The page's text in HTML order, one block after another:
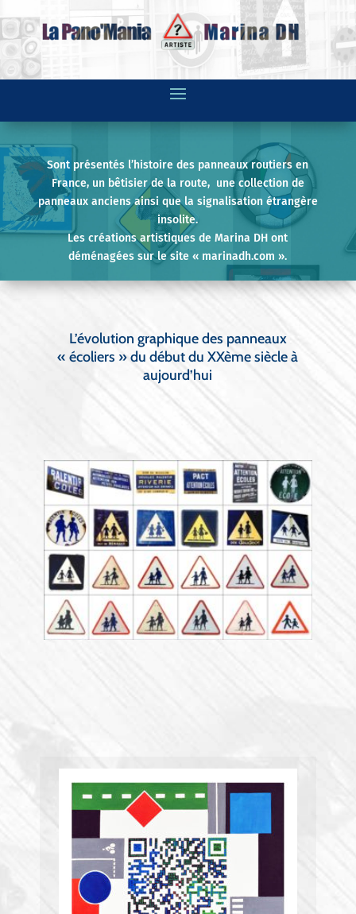
Sont présentés l’histoire des panneaux routiers en
France, un bêtisier de la route, une collection de
panneaux anciens ainsi que la signalisation étrangère
insolite.
Les créations artistiques de Marina DH ont
déménagées sur le site « marinadh.com ».
L’évolution graphique des panneaux
« écoliers » du début du XXème siècle à
aujourd’hui